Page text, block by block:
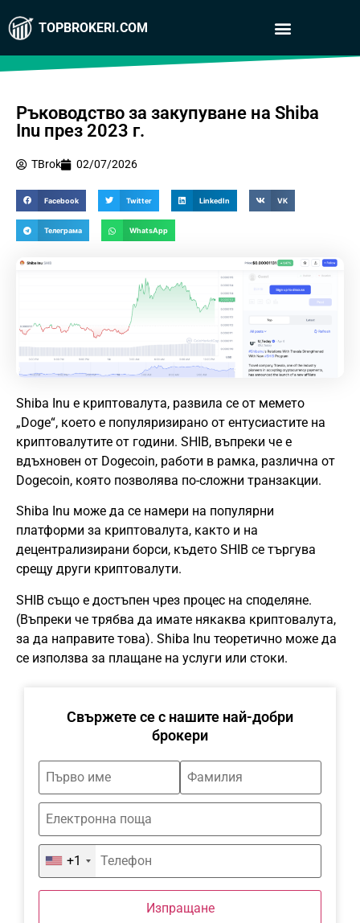
TOPBROKERI.COM
Ръководство за закупуване на Shiba
Inu през 2023 г.
TBrok 02/07/2026
Facebook Twitter LinkedIn VK
Телеграма WhatsApp
Shiba Inu е криптовалута, развила се от мемето
„Doge“, което е популяризирано от ентусиастите на
криптовалутите от години. SHIB, въпреки че е
вдъхновен от Dogecoin, работи в рамка, различна от
Dogecoin, която позволява по-сложни транзакции.
Shiba Inu може да се намери на популярни
платформи за криптовалута, както и на
децентрализирани борси, където SHIB се търгува
срещу други криптовалути.
SHIB също е достъпен чрез процес на споделяне.
(Въпреки че трябва да имате някаква криптовалута,
за да направите това). Shiba Inu теоретично може да
се използва за плащане на услуги или стоки.
Свържете се с нашите най-добри
брокери
+1
Изпращане